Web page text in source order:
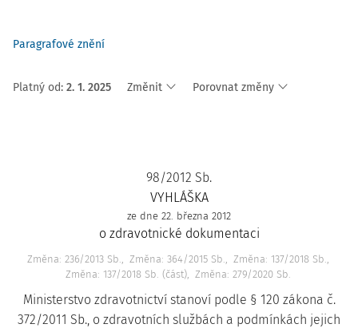
Paragrafové znění
Platný od: 2. 1. 2025 Změnit Porovnat změny
98/2012 Sb.
VYHLÁŠKA
ze dne 22. března 2012
o zdravotnické dokumentaci
Změna: 236/2013 Sb. Změna: 364/2015 Sb.
Změna: 137/2018 Sb.
Změna: 137/2018 Sb. (část)
Změna: 279/2020 Sb.
Ministerstvo zdravotnictví stanoví podle § 120 zákona č.
372/2011 Sb., o zdravotních službách a podmínkách jejich